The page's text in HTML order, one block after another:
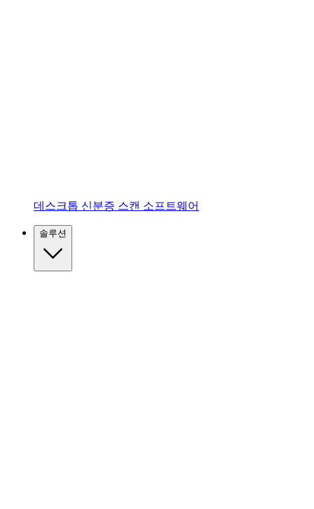
데스크톱 신분증 스캔 소프트웨어
솔루션